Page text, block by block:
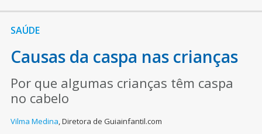
SAÚDE
Causas da caspa nas crianças
Por que algumas crianças têm caspa
no cabelo
Vilma Medina,Diretora de Guiainfantil.com